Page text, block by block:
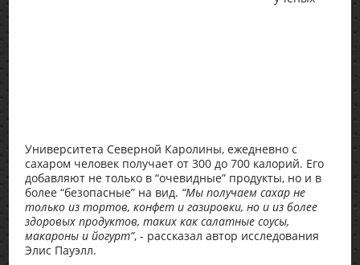
Университета Северной Каролины, ежедневно с
сахаром человек получает от 300 до 700 калорий. Его
добавляют не только в “очевидные” продукты, но и в
более “безопасные” на вид. “Мы получаем сахар не
только из тортов, конфет и газировки, но и из более
здоровых продуктов, таких как салатные соусы,
макароны и йогурт”, - рассказал автор исследования
Элис Пауэлл.